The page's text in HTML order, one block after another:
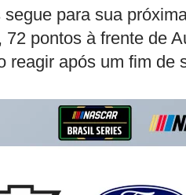
para sua
pontos à frente de
reagir após um fim de